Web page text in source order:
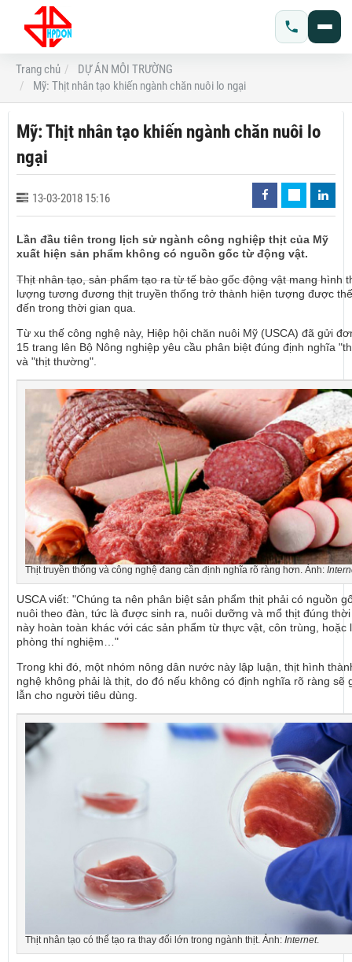
Trang chủ
DỰ ÁN MÔI TRƯỜNG
Mỹ: Thịt nhân tạo khiến ngành chăn nuôi lo ngại
Mỹ: Thịt nhân tạo khiến ngành chăn nuôi lo
ngại
13-03-2018 15:16
Lần đầu tiên trong lịch sử ngành công nghiệp thịt của Mỹ
xuất hiện sản phẩm không có nguồn gốc từ động vật.
Thịt nhân tạo, sản phẩm tạo ra từ tế bào gốc động vật mang hình
lượng tương đương thịt truyền thống trở thành hiện tượng được
đến trong thời gian qua.
Từ xu thế công nghệ này, Hiệp hội chăn nuôi Mỹ (USCA) đã gửi
15 trang lên Bộ Nông nghiệp yêu cầu phân biệt đúng định nghĩa
và "thịt thường".
Thịt truyền thống và công nghệ đang cần định nghĩa rõ ràng hơn. Ảnh:
USCA viết: "Chúng ta nên phân biệt sản phẩm thịt phải có nguồn
nuôi theo đàn, tức là được sinh ra, nuôi dưỡng và mổ thịt đúng
này hoàn toàn khác với các sản phẩm từ thực vật, côn trùng, hoặc
phòng thí nghiệm…"
Trong khi đó, một nhóm nông dân nước này lập luận, thịt hình
nghệ không phải là thịt, do đó nếu không có định nghĩa rõ ràng sẽ
lẫn cho người tiêu dùng.
Thịt nhân tạo có thể tạo ra thay đổi lớn trong ngành thịt. Ảnh: Internet.